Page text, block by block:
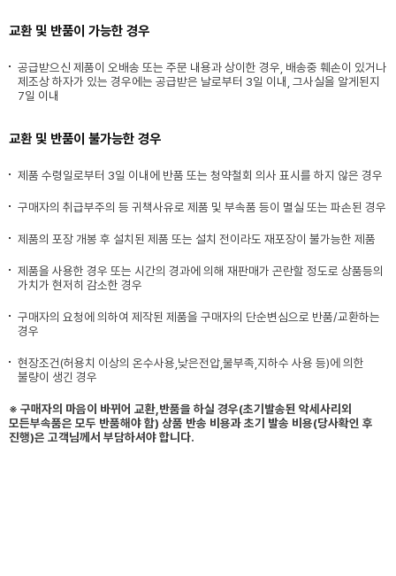
교환 및 반품이 가능한 경우
공급받으신 제품이 오배송 또는 주문 내용과 상이한 경우, 배송중 훼손이 있거나
제조상 하자가 있는 경우에는 공급받은 날로부터 3일 이내, 그사실을 알게된지
7일 이내
교환 및 반품이 불가능한 경우
제품 수령일로부터 3일 이내에 반품 또는 청약철회 의사 표시를 하지 않은 경우
구매자의 취급부주의 등 귀책사유로 제품 및 부속품 등이 멸실 또는 파손된 경우
제품의 포장 개봉 후 설치된 제품 또는 설치 전이라도 재포장이 불가능한 제품
제품을 사용한 경우 또는 시간의 경과에 의해 재판매가 곤란할 정도로 상품등의
가치가 현저히 감소한 경우
구매자의 요청에 의하여 제작된 제품을 구매자의 단순변심으로 반품/교환하는
경우
현장조건(허용치 이상의 온수사용,낮은전압,물부족,지하수 사용 등)에 의한
불량이 생긴 경우
※ 구매자의 마음이 바뀌어 교환,반품을 하실 경우(초기발송된 악세사리외
모든부속품은 모두 반품해야 함) 상품 반송 비용과 초기 발송 비용(당사확인 후
진행)은 고객님께서 부담하셔야 합니다.